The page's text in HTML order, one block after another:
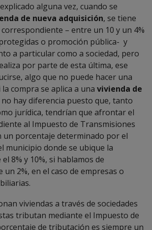
alguna vez, cuando se
de nueva adquisición, se tiene
– entre un 10 y un 4%
o promoción pública- y
a particular como a sociedad, pero
por parte de esta última, ese
algo que no puede hacer una
compra se aplica a una vivienda de
no hay diferencia puesto que, tanto
jurídica, tendrían que afrontar el
al Impuesto de Transmisiones
un porcentaje determinado por el
municipio donde se ubique la
8% y 10%, si hablamos de
un 2%, en el caso de empresas o
viviendas a través de sociedades
tributan mediante el Impuesto de
de tributación es siempre un